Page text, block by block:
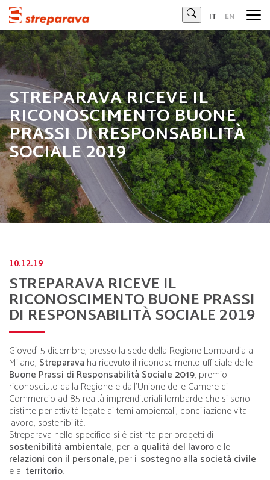
Streparava IT EN
STREPARAVA RICEVE IL
RICONOSCIMENTO BUONE
PRASSI DI RESPONSABILITÀ
SOCIALE 2019
10.12.19
STREPARAVA RICEVE IL
RICONOSCIMENTO BUONE PRASSI
DI RESPONSABILITÀ SOCIALE 2019
Giovedì 5 dicembre, presso la sede della Regione Lombardia a
Milano, Streparava ha ricevuto il riconoscimento ufficiale delle
Buone Prassi di Responsabilità Sociale 2019, premio
riconosciuto dalla Regione e dall’Unione delle Camere di
Commercio ad 85 realtà imprenditoriali lombarde che si sono
distinte per attività legate ai temi ambientali, conciliazione vita-
lavoro, sostenibilità.
Streparava nello specifico si è distinta per progetti di
sostenibilità ambientale, per la qualità del lavoroe le
relazioni con il personale, per il sostegno alla società civile
e al territorio.